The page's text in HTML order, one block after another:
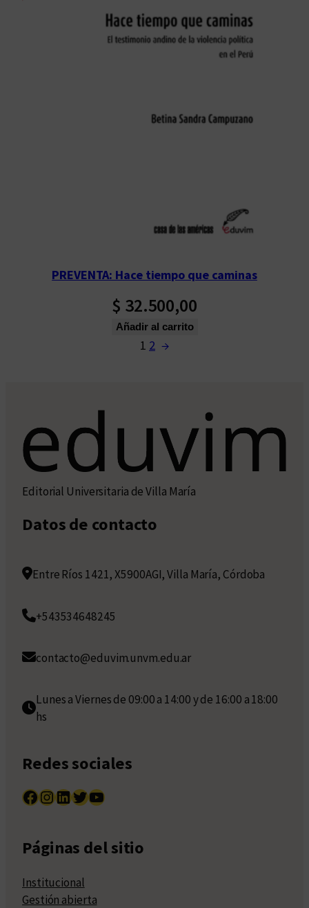
PREVENTA: Hace tiempo que caminas
$ 32.500,00
Añadir al carrito
1 2 →
Editorial Universitaria de Villa María
Datos de contacto
Entre Ríos 1421, X5900AGI, Villa María, Córdoba
+543534648245
contacto@eduvim.unvm.edu.ar
Lunes a Viernes de 09:00 a 14:00 y de 16:00 a 18:00
hs
Redes sociales
Facebook InstagramLinkedIn Twitter YouTube
Páginas del sitio
Institucional
Gestión abierta